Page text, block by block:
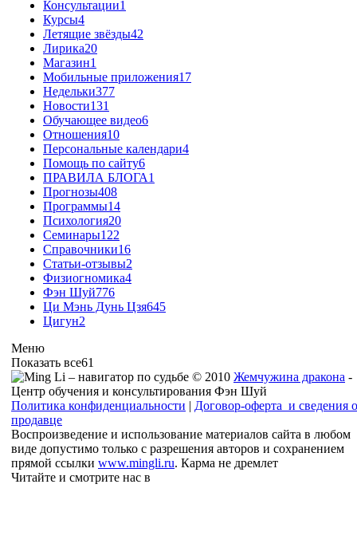
Консультации1
Курсы4
Летящие звёзды42
Лирика20
Магазин1
Мобильные приложения17
Недельки377
Новости131
Обучающее видео6
Отношения10
Персональные календари4
Помощь по сайту6
ПРАВИЛА БЛОГА1
Прогнозы408
Программы14
Психология20
Семинары122
Справочники16
Статьи-отзывы2
Физиогномика4
Фэн Шуй776
Ци Мэнь Дунь Цзя645
Цигун2
Меню
Показать все61
© 2010 Жемчужина дракона -
Центр обучения и консультирования Фэн Шуй
Политика конфиденциальности | Договор-оферта и сведения о
продавце
Воспроизведение и использование материалов сайта в любом
виде допустимо только с разрешения авторов и сохранением
прямой ссылки www.mingli.ru. Карма не дремлет
Читайте и смотрите нас в